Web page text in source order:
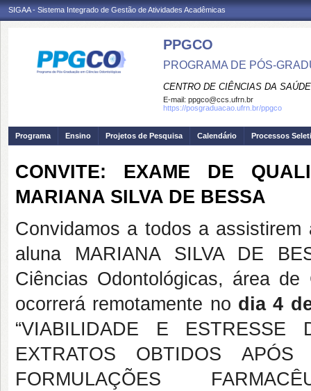
SIGAA - Sistema Integrado de Gestão de Atividades Acadêmicas
PPGCO
PROGRAMA DE PÓS-
CENTRO DE CIÊNCIAS DA SAÚDE
E-mail: ppgco@ccs.ufrn.br
https://posgraduacao.ufrn.br/ppgco
Programa Ensino Projetos de Pesquisa Calendário Processos
CONVITE: EXAME DE
MARIANA SILVA DE BESSA
Convidamos a todos a
aluna MARIANA SILVA DE
Ciências Odontológicas, área
ocorrerá remotamente no dia 4
“VIABILIDADE E ESTRESSE
EXTRATOS OBTIDOS
FORMULAÇÕES